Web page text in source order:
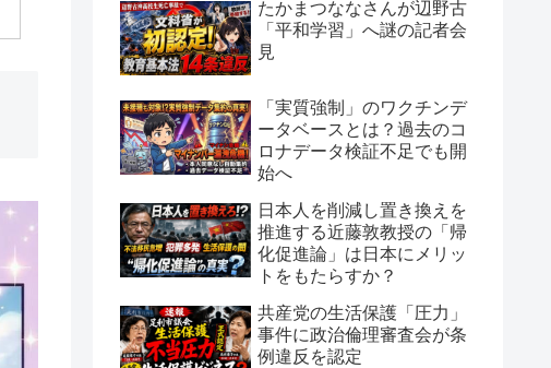
たかまつななさんが辺野古
「平和学習」へ謎の記者会
見
「実質強制」のワクチンデ
ータベースとは？過去のコ
ロナデータ検証不足でも開
始へ
日本人を削減し置き換えを
推進する近藤敦教授の「帰
化促進論」は日本にメリッ
トをもたらすか？
共産党の生活保護「圧力」
事件に政治倫理審査会が条
例違反を認定